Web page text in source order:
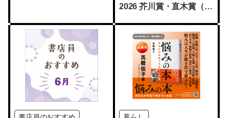
2026 芥川賞・直木賞（受
編」開催